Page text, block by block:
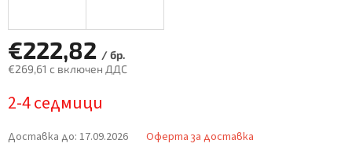
€222,82 / бр.
€269,61 с включен ДДС
на
2-4 седмици
Доставка до: 17.09.2026 Оферта за доставка